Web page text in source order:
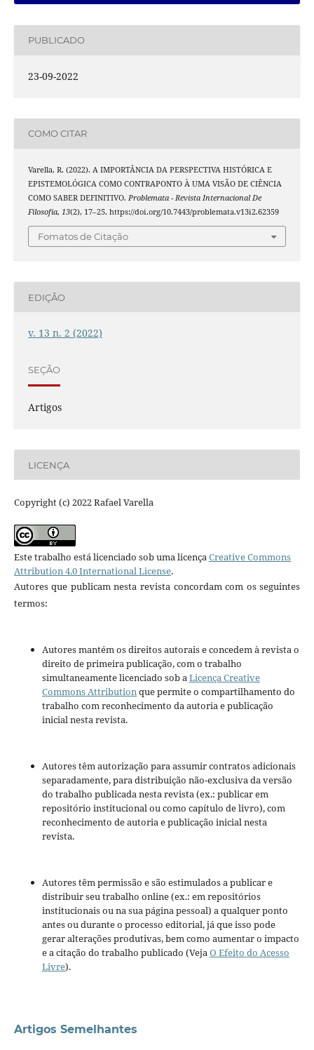
PUBLICADO
23-09-2022
COMO CITAR
Varella, R. (2022). A IMPORTÂNCIA DA PERSPECTIVA HISTÓRICA E
EPISTEMOLÓGICA COMO CONTRAPONTO À UMA VISÃO DE CIÊNCIA
COMO SABER DEFINITIVO. Problemata - Revista Internacional De
Filosofia, 13(2), 17–25. https://doi.org/10.7443/problemata.v13i2.62359
Fomatos de Citação
EDIÇÃO
v. 13 n. 2 (2022)
SEÇÃO
Artigos
LICENÇA
Copyright (c) 2022 Rafael Varella
Este trabalho está licenciado sob uma licençaCreative Commons
Attribution 4.0 International License.
Autores que publicam nesta revista concordam com os seguintes
termos:
Autores mantém os direitos autorais e concedem à revista o
direito de primeira publicação, com o trabalho
simultaneamente licenciado sob aLicença Creative
Commons Attributionque permite o compartilhamento do
trabalho com reconhecimento da autoria e publicação
inicial nesta revista.
Autores têm autorização para assumir contratos adicionais
separadamente, para distribuição não-exclusiva da versão
do trabalho publicada nesta revista (ex.: publicar em
repositório institucional ou como capítulo de livro), com
reconhecimento de autoria e publicação inicial nesta
revista.
Autores têm permissão e são estimulados a publicar e
distribuir seu trabalho online (ex.: em repositórios
institucionais ou na sua página pessoal) a qualquer ponto
antes ou durante o processo editorial, já que isso pode
gerar alterações produtivas, bem como aumentar o impacto
e a citação do trabalho publicado (VejaO Efeito do Acesso
Livre).
Artigos Semelhantes